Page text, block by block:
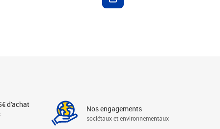
d'achat Nos engagements
sociétaux et environnementaux